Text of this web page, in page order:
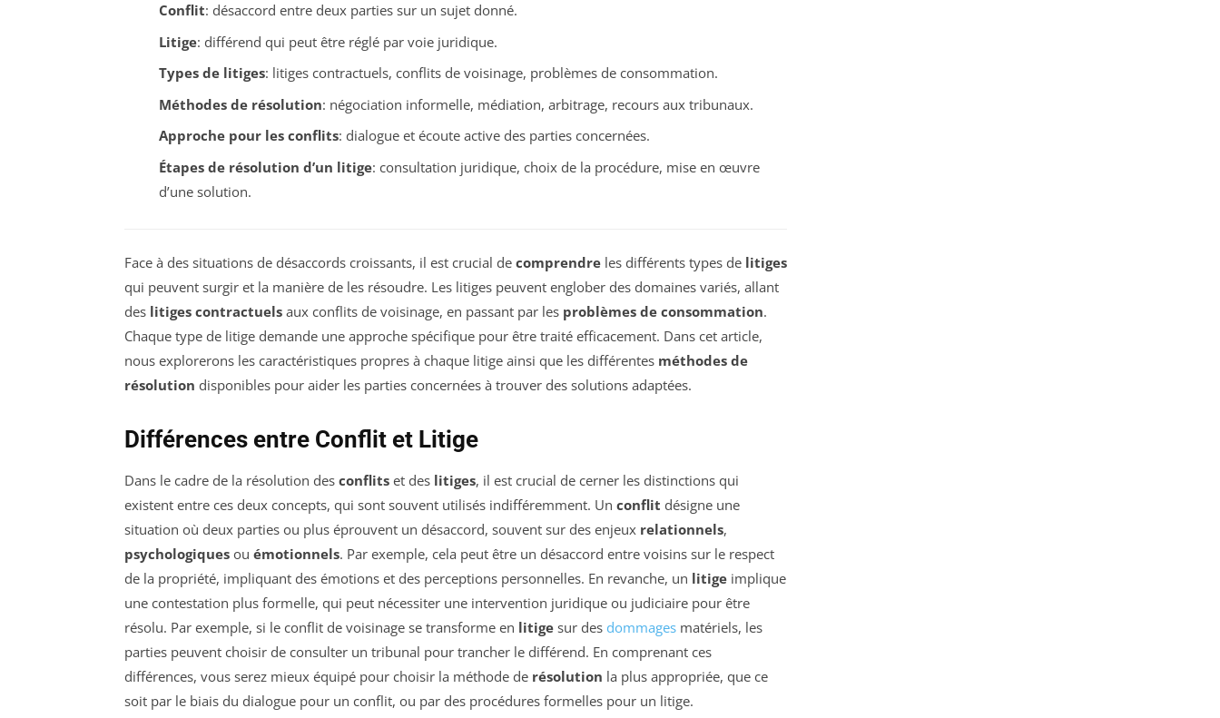
Conflit: désaccord entre deux parties sur un sujet donné.
Litige: différend qui peut être réglé par voie juridique.
Types de litiges: litiges contractuels, conflits de voisinage, problèmes de consommation.
Méthodes de résolution: négociation informelle, médiation, arbitrage, recours aux tribunaux.
Approche pour les conflits: dialogue et écoute active des parties concernées.
Étapes de résolution d’un litige: consultation juridique, choix de la procédure, mise en œuvre
d’une solution.
Face à des situations de désaccords croissants, il est crucial de comprendre les différents types de litiges
qui peuvent surgir et la manière de les résoudre. Les litiges peuvent englober des domaines variés, allant
des litiges contractuels aux conflits de voisinage, en passant par les problèmes de consommation.
Chaque type de litige demande une approche spécifique pour être traité efficacement. Dans cet article,
nous explorerons les caractéristiques propres à chaque litige ainsi que les différentes méthodes de
résolution disponibles pour aider les parties concernées à trouver des solutions adaptées.
Différences entre Conflit et Litige
Dans le cadre de la résolution des conflits et des litiges, il est crucial de cerner les distinctions qui
existent entre ces deux concepts, qui sont souvent utilisés indifféremment. Un conflit désigne une
situation où deux parties ou plus éprouvent un désaccord, souvent sur des enjeux relationnels,
psychologiques ou émotionnels. Par exemple, cela peut être un désaccord entre voisins sur le respect
de la propriété, impliquant des émotions et des perceptions personnelles. En revanche, un litige implique
une contestation plus formelle, qui peut nécessiter une intervention juridique ou judiciaire pour être
résolu. Par exemple, si le conflit de voisinage se transforme en litige sur des dommages matériels, les
parties peuvent choisir de consulter un tribunal pour trancher le différend. En comprenant ces
différences, vous serez mieux équipé pour choisir la méthode de résolution la plus appropriée, que ce
soit par le biais du dialogue pour un conflit, ou par des procédures formelles pour un litige.